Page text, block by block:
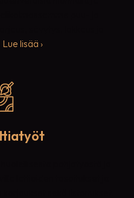
Lue lisää ›